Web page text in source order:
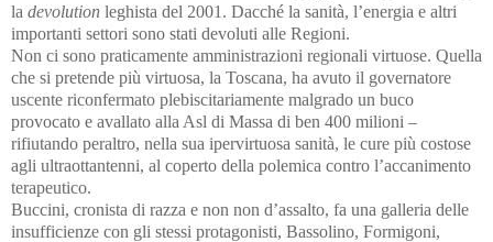
la devolution leghista del 2001. Dacché la sanità, l’energia e altri
importanti settori sono stati devoluti alle Regioni.
Non ci sono praticamente amministrazioni regionali virtuose. Quella
che si pretende più virtuosa, la Toscana, ha avuto il governatore
uscente riconfermato plebiscitariamente malgrado un buco
provocato e avallato alla Asl di Massa di ben 400 milioni –
rifiutando peraltro, nella sua ipervirtuosa sanità, le cure più costose
agli ultraottantenni, al coperto della polemica contro l’accanimento
terapeutico.
Buccini, cronista di razza e non non d’assalto, fa una galleria delle
insufficienze con gli stessi protagonisti, Bassolino, Formigoni,